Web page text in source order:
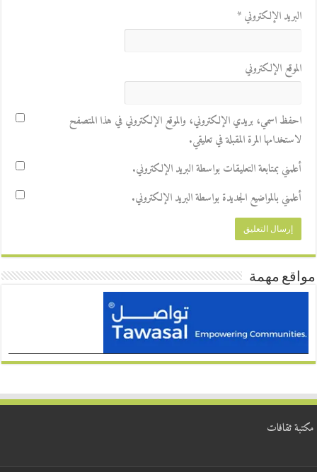
البريد الإلكتروني*
الموقع الإلكتروني
احفظ اسمي، بريدي الإلكتروني، والموقع الإلكتروني في هذا المتصفح
لاستخدامها المرة المقبلة في تعليقي.
أعلمني بمتابعة التعليقات بواسطة البريد الإلكتروني.
أعلمني بالمواضيع الجديدة بواسطة البريد الإلكتروني.
مواقع مهمة
مكتبة ثقافات